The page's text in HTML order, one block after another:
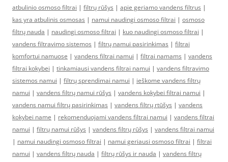
atbulinio osmoso filtrai | filtrų rūšys | apie geriamo vandens filtrus |
kas yra atbulinis osmosas | namui naudingi osmoso filtrai | osmoso
filtrų nauda | naudingi osmoso filtrai | kuo naudingi osmoso filtrai |
vandens filtravimo sistemos | filtrų namui pasirinkimas | filtrai
komfortui namuose | vandens filtrai namui | filtrai namams | vandens
filtrai kokybei | tinkamiausi vandens filtrai namui | vandens filtravimo
sistemos namui | filtrų sprendimai namui | ieškome vandens filtrų
namui | vandens filtrų namui rūšys | vandens kokybei filtrai namui |
vandens namui filtrų pasirinkimas | vandens filtrų rtūšys | vandens
kokybei name | rekomenduojami vandens filtrai namui | vandens filtrai
namui | filtrų namui rūšys | vandens filtrų rūšys | vandens filtrai namui
| namui naudingi osmoso filtrai | namui geriausi osmoso filtrai | filtrai
namui | vandens filtrų nauda | filtrų rūšys ir nauda | vandens filtrų